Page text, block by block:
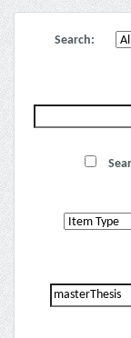
Search: